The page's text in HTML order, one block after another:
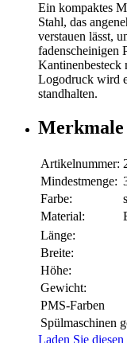
Ein kompaktes
Stahl, das
verstauen lässt,
fadenscheinigen
Kantinenbesteck
Logodruck wird
standhalten.
Merkmale
Artikelnummer:
Mindestmenge:
Farbe:
Material:
Länge:
Breite:
Höhe:
Gewicht:
PMS-Farben
Spülmaschinen
Laden Sie